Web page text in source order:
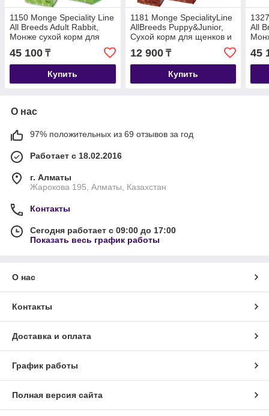
1150 Monge Speciality Line
All Breeds Adult Rabbit,
Монже сухой корм для
собак, кролик, рис,
картофель, 12кг
45 100 ₸
Купить
1181 Monge SpecialityLine
AllBreeds Puppy&Junior,
Сухой корм для щенков и
12 900₸
Купить
All
45
О нас
97% положительных из 69 отзывов за год
Работает с 18.02.2016
г. Алматы
Жарокова 195, Алматы, Казахстан
Контакты
Сегодня работает с 09:00 до 17:00
Показать весь график работы
О нас
Контакты
Доставка и оплата
График работы
Полная версия сайта